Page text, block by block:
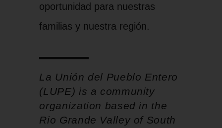
oportunidad para nuestras
familias y nuestra región.
La Unión del Pueblo Entero
(LUPE) is a community
organization based in the
Rio Grande Valley of South